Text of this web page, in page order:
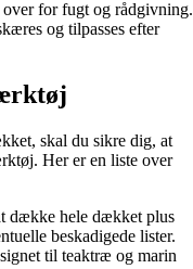
for fugt og rådgivning.
og tilpasses efter
skal du sikre dig, at
Her er en liste over
dække hele dækket plus
beskadigede lister.
til teaktræ og marin